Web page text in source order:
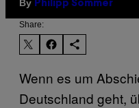
By Philipp Sommer
Share:
Wenn es um
Deutschland geht,